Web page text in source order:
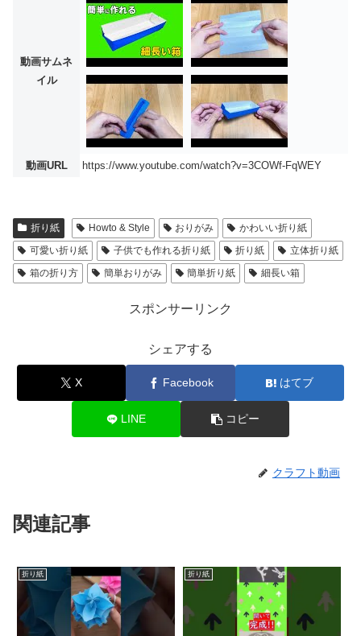
動画サムネ
イル
動画URL https://www.youtube.com/watch?v=3COWf-FqWEY
折り紙 Howto & Style おりがみ
かわいい折り紙
可愛い折り紙
子供でも作れる折り紙 折り紙
立体折り紙
箱の折り方
簡単おりがみ 簡単折り紙 細長い箱
スポンサーリンク
シェアする
X Facebook はてブ
LINE コピー
クラフト動画
関連記事
折り紙 折り紙